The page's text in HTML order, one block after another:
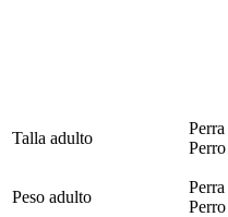
Talla adulto
Perra
Perro
Peso adulto
Perra
Perro